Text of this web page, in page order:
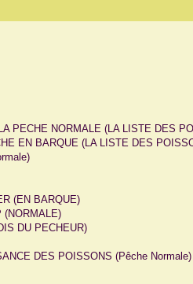
PECHE NORMALE (LA LISTE DES
EN BARQUE (LA LISTE DES
(EN BARQUE)
(NORMALE)
DU PECHEUR)
DES POISSONS (Pêche